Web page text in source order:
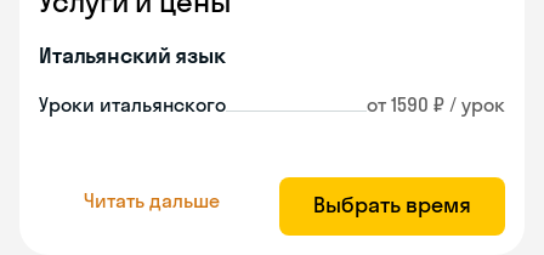
Итальянский язык
Уроки итальянского от 1590 ₽ / урок
Читать дальше Выбрать время